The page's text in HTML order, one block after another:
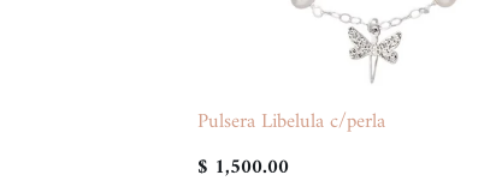
Pulsera Libelula c/perla
$ 1,500.00